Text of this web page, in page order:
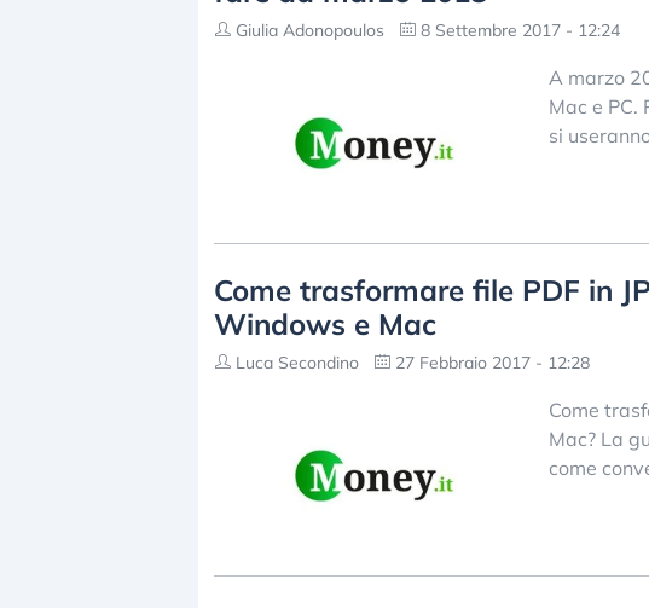
Giulia Adonopoulos 8 Settembre 2017 - 12:24
A marzo
Mac e PC.
si
Come trasformare file PDF in
Windows e Mac
Luca Secondino 27 Febbraio 2017 - 12:28
Come
Mac? La
come